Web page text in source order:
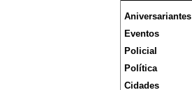
Aniversariantes
Eventos
Policial
Política
Cidades